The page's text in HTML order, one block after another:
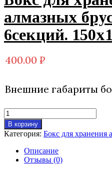
алмазных
6секций.
400.00 ₽
Внешние габариты
Количество
товара
Бокс
для
хранения
алмазных
брусков
В корзину
Категория: Бокс для хранения
Описание
Отзывы (0)